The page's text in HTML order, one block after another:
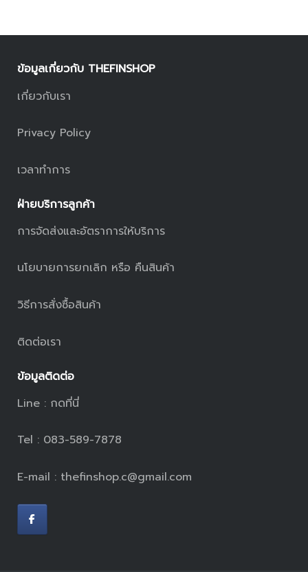
ข้อมูลเกี่ยวกับ THEFINSHOP
เกี่ยวกับเรา
Privacy Policy
เวลาทำการ
ฝ่ายบริการลูกค้า
การจัดส่งและอัตราการให้บริการ
นโยบายการยกเลิก หรือ คืนสินค้า
วิธีการสั่งซื้อสินค้า
ติดต่อเรา
ข้อมูลติดต่อ
Line : กดที่นี่
Tel : 083-589-7878
E-mail : thefinshop.c@gmail.com